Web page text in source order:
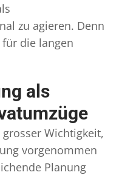
zu agieren. Denn
für die langen
als
Wichtigkeit,
vorgenommen
Planung